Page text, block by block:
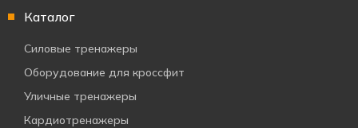
Каталог
Силовые тренажеры
Оборудование для кроссфит
Уличные тренажеры
Кардиотренажеры